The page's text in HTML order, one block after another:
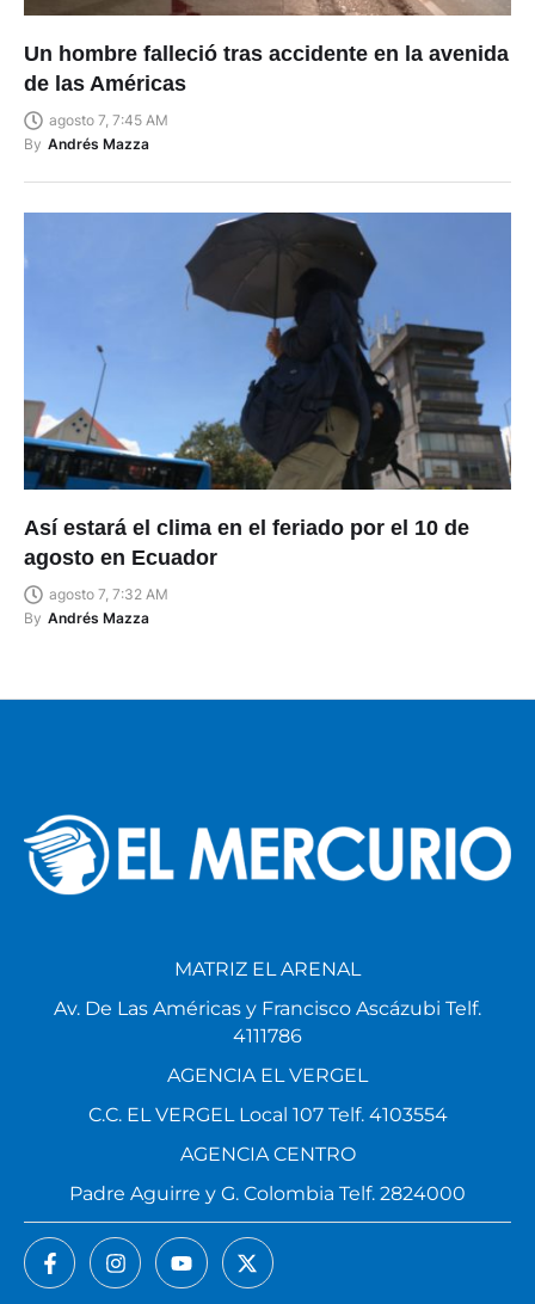
Un hombre falleció tras accidente en la avenida
de las Américas
agosto 7, 7:45 AM
By Andrés Mazza
Así estará el clima en el feriado por el 10 de
agosto en Ecuador
agosto 7, 7:32 AM
By Andrés Mazza
MATRIZ EL ARENAL
Av. De Las Américas y Francisco Ascázubi Telf.
4111786
AGENCIA EL VERGEL
C.C. EL VERGEL Local 107 Telf. 4103554
AGENCIA CENTRO
Padre Aguirre y G. Colombia Telf. 2824000